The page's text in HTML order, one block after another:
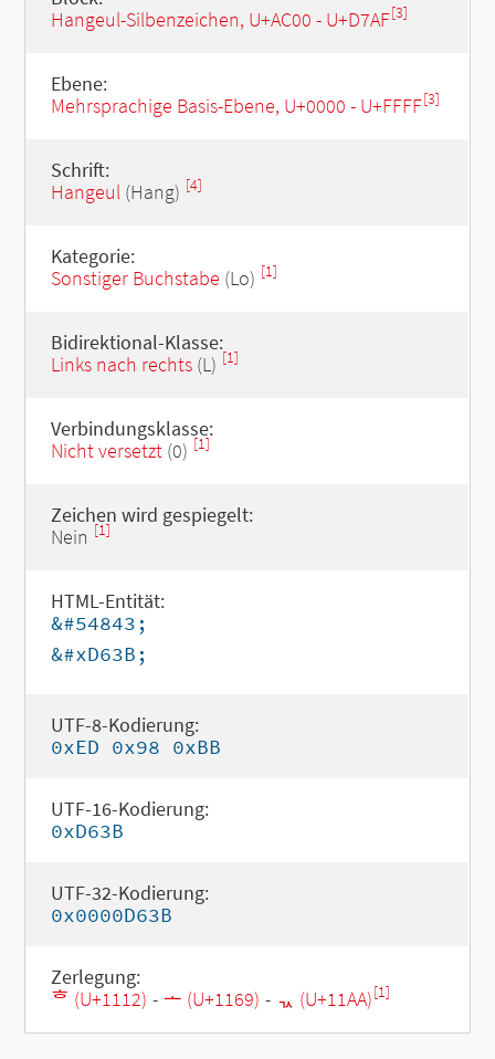
Hangeul-Silbenzeichen, U+AC00 - U+D7AF[3]
Ebene:
Mehrsprachige Basis-Ebene, U+0000 - U+FFFF[3]
Schrift:
Hangeul(Hang) [4]
Kategorie:
Sonstiger Buchstabe (Lo) [1]
Bidirektional-Klasse:
Links nach rechts(L) [1]
Verbindungsklasse:
Nicht versetzt(0) [1]
Zeichen wird gespiegelt:
Nein [1]
HTML-Entität:
&#54843;
&#xD63B;
UTF-8-Kodierung:
0xED 0x98 0xBB
UTF-16-Kodierung:
0xD63B
UTF-32-Kodierung:
0x0000D63B
Zerlegung:
ᄒ (U+1112) - ᅩ (U+1169) - ᆪ (U+11AA)[1]